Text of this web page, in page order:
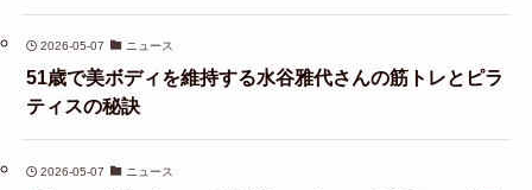
2026-05-07 ニュース
51歳で美ボディを維持する水谷雅代さんの筋トレとピラ
ティスの秘訣
2026-05-07 ニュース